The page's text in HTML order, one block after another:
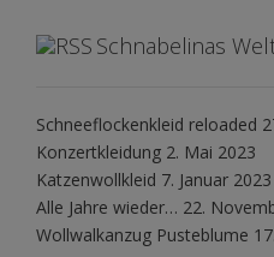
Schnabelinas
Schneeflockenkleid reloaded
Konzertkleidung 2. Mai 2023
Katzenwollkleid 7. Januar 2023
Alle Jahre wieder… 22.
Wollwalkanzug Pusteblume